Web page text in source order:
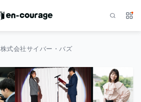
サ
株式会社サイバー・バズ